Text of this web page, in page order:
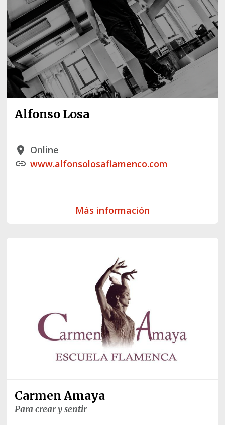
Alfonso Losa
place Online
link www.alfonsolosaflamenco.com
Más información
Carmen Amaya
Para crear y sentir